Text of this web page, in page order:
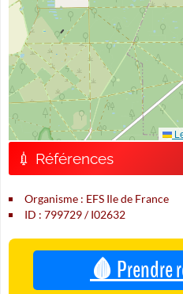
💉 Références
Organisme : EFS Ile de France
ID : 799729 / I02632
🩸 Prendre